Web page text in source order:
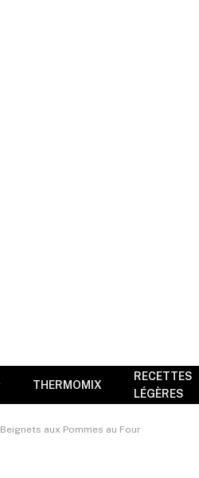
THERMOMIX
RECETTES
LÉGÈRES
Beignets aux Pommes au Four